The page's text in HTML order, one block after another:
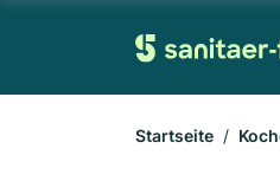
Startseite